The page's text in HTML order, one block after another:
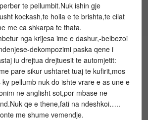
te pellumbit.Nuk ishin gje
kockash,te holla e te brishta,te cilat
me ca shkarpa te thata.
nga krijesa ime e dashur,-belbezoi
dekompozimi paska qene i
iu drejtua drejtuesit te automjetit:
pare sikur ushtaret tuaj te kufirit,mos
ky pellumb nuk do ishte vrare e as une e
ne anglisht sot,por mbase ne
qe e thene,fati na ndeshkoi…..
me shume vemendje.